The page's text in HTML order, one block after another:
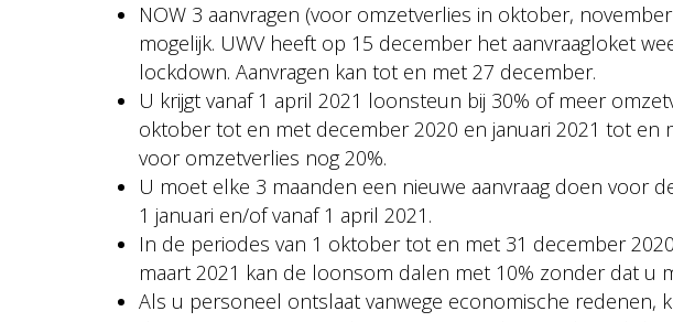
NOW 3 aanvragen (voor omzetverlies in oktober,
mogelijk. UWV heeft op 15 december het aanvraagloket
lockdown. Aanvragen kan tot en met 27 december.
U krijgt vanaf 1 april 2021 loonsteun bij 30% of meer
oktober tot en met december 2020 en januari 2021 tot en
voor omzetverlies nog 20%.
U moet elke 3 maanden een nieuwe aanvraag doen voor
1 januari en/of vanaf 1 april 2021.
In de periodes van 1 oktober tot en met 31 december
maart 2021 kan de loonsom dalen met 10% zonder dat u
Als u personeel ontslaat vanwege economische redenen,